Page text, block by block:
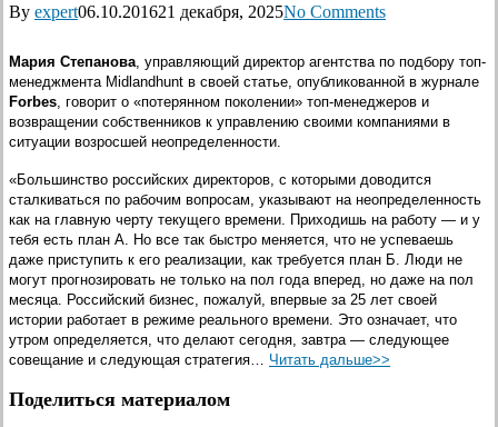
By expert06.10.201621 декабря, 2025No Comments
Мария Степанова , управляющий директор агентства по подбору топ-
менеджмента Midlandhunt в своей статье, опубликованной в журнале
Forbes , говорит о «потерянном поколении» топ-менеджеров и
возвращении собственников к управлению своими компаниями в
ситуации возросшей неопределенности.
«Большинство российских директоров, с которыми доводится
сталкиваться по рабочим вопросам, указывают на неопределенность
как на главную черту текущего времени. Приходишь на работу — и у
тебя есть план А. Но все так быстро меняется, что не успеваешь
даже приступить к его реализации, как требуется план Б. Люди не
могут прогнозировать не только на пол года вперед, но даже на пол
месяца. Российский бизнес, пожалуй, впервые за 25 лет своей
истории работает в режиме реального времени. Это означает, что
утром определяется, что делают сегодня, завтра — следующее
совещание и следующая стратегия… Читать дальше>>
Поделиться материалом